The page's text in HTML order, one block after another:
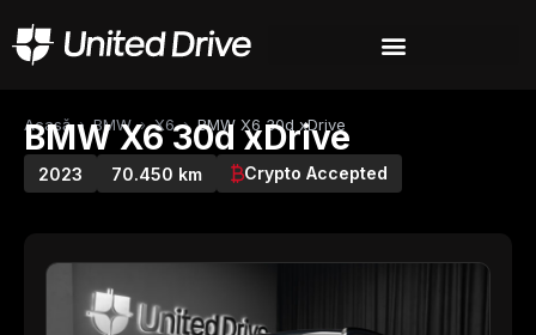
Acasă › BMW › X6 › BMW X6 30d xDrive
BMW X6 30d xDrive
2023 70.450 km Crypto Accepted